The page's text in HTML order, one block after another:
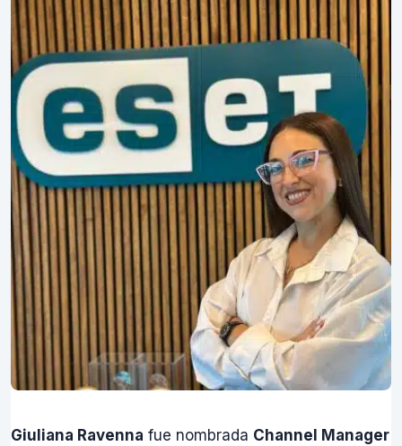
Giuliana Ravenna fue nombrada Channel Manager